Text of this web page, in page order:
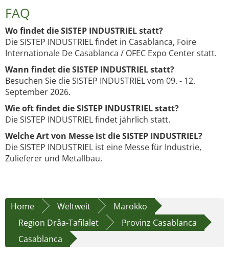
FAQ
Wo findet die SISTEP INDUSTRIEL statt?
Die SISTEP INDUSTRIEL findet in Casablanca, Foire
Internationale De Casablanca / OFEC Expo Center statt.
Wann findet die SISTEP INDUSTRIEL statt?
Besuchen Sie die SISTEP INDUSTRIEL vom 09. - 12.
September 2026.
Wie oft findet die SISTEP INDUSTRIEL statt?
Die SISTEP INDUSTRIEL findet jährlich statt.
Welche Art von Messe ist die SISTEP INDUSTRIEL?
Die SISTEP INDUSTRIEL ist eine Messe für Industrie,
Zulieferer und Metallbau.
Home Weltweit
Marokko
Region Drâa-Tafilalet
Provinz Casablanca
Casablanca